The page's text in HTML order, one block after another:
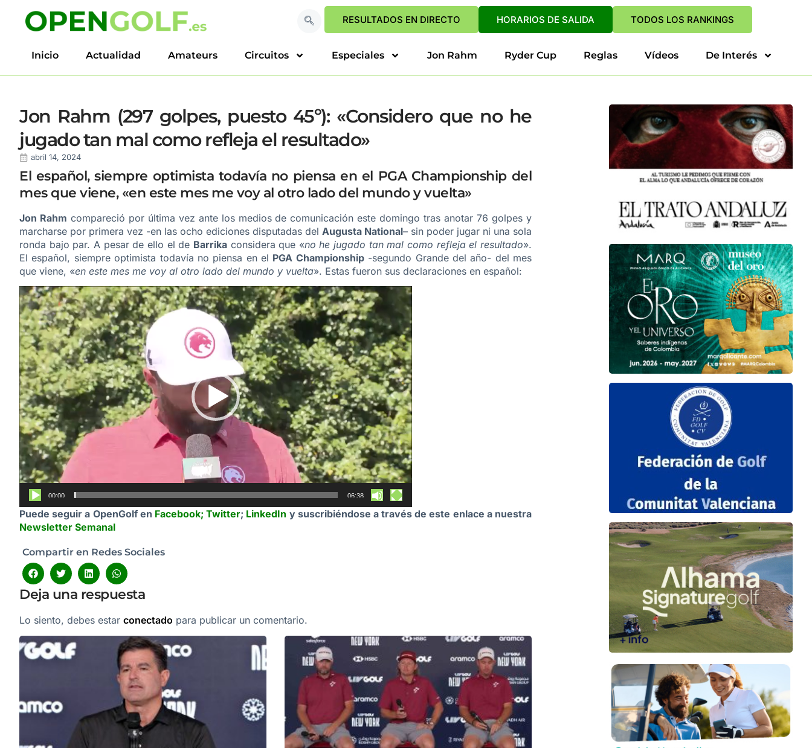
RESULTADOS EN DIRECTO HORARIOS DE SALIDA TODOS LOS RANKINGS
Inicio Actualidad Amateurs Circuitos Especiales Jon Rahm Ryder Cup Reglas Vídeos De Interés
Jon Rahm (297 golpes, puesto 45º): «Considero que no he
jugado tan mal como refleja el resultado»
abril 14, 2024
El español, siempre optimista todavía no piensa en el PGA Championship del
mes que viene, «en este mes me voy al otro lado del mundo y vuelta»
Jon Rahm compareció por última vez ante los medios de comunicación este domingo tras anotar 76 golpes y
marcharse por primera vez -en las ocho ediciones disputadas del Augusta National– sin poder jugar ni una sola
ronda bajo par. A pesar de ello el de Barrikaconsidera que «no he jugado tan mal como refleja el resultado».
El español, siempre optimista todavía no piensa en el PGA Championship-segundo Grande del año- del mes
que viene, «en este mes me voy al otro lado del mundo y vuelta». Estas fueron sus declaraciones en español:
Reproductor
de
vídeo
00:00 06:38
Puede seguir a OpenGolf en Facebook; Twitter; LinkedIn y suscribiéndose a través de este enlace a nuestra
Newsletter Semanal
Compartir en Redes Sociales
Deja una respuesta
Lo siento, debes estar conectado para publicar un comentario.